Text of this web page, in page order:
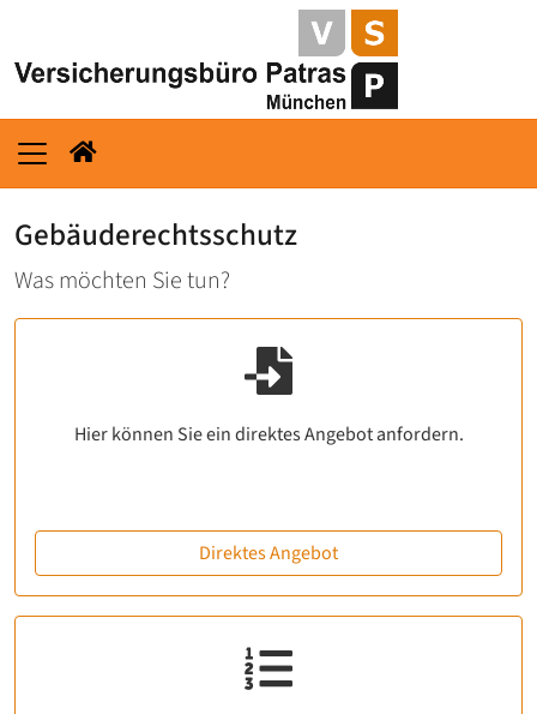
Gebäuderechtsschutz
Was möchten Sie tun?
Hier können Sie ein direktes Angebot anfordern.
Direktes Angebot